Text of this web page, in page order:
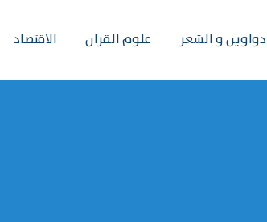
دواوين و الشعر علوم القران الاقتصاد